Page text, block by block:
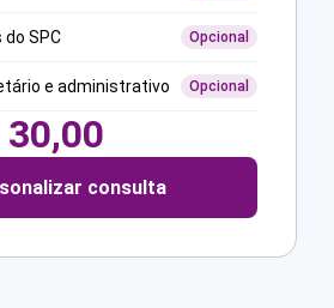
SPC Opcional
e administrativo Opcional
30,00
consulta